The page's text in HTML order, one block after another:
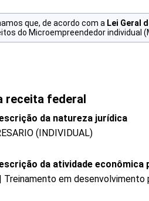
que, de acordo com a Lei Geral
do Microempreendedor individual
receita federal
da natureza jurídica
(INDIVIDUAL)
da atividade econômica
em desenvolvimento